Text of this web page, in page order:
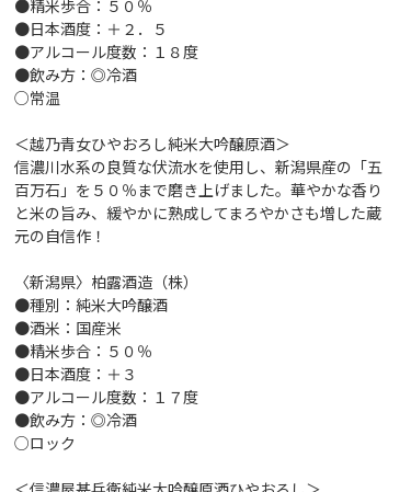
●精米歩合：５０％
●日本酒度：＋２．５
●アルコール度数：１８度
●飲み方：◎冷酒
○常温
＜越乃青女ひやおろし純米大吟醸原酒＞
信濃川水系の良質な伏流水を使用し、新潟県産の「五
百万石」を５０％まで磨き上げました。華やかな香り
と米の旨み、緩やかに熟成してまろやかさも増した蔵
元の自信作！
〈新潟県〉柏露酒造（株）
●種別：純米大吟醸酒
●酒米：国産米
●精米歩合：５０％
●日本酒度：＋３
●アルコール度数：１７度
●飲み方：◎冷酒
○ロック